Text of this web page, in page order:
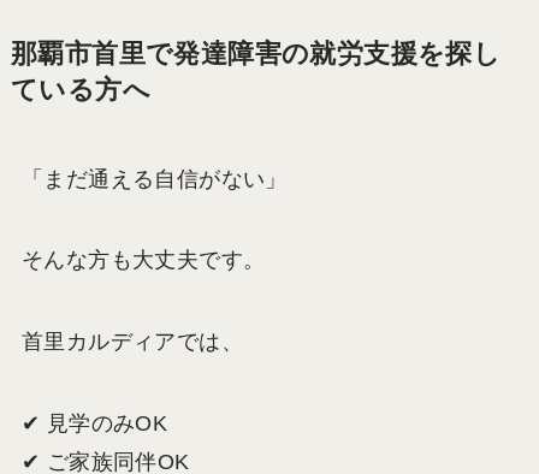
那覇市首里で発達障害の就労支援を探し
ている方へ
「まだ通える自信がない」
そんな方も大丈夫です。
首里カルディアでは、
✔ 見学のみOK
✔ ご家族同伴OK